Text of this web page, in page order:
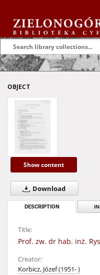
OBJECT
Show content
Download
DESCRIPTION
Title:
Prof. zw. dr hab. inż.
Creator:
Korbicz, Józef (1951- )